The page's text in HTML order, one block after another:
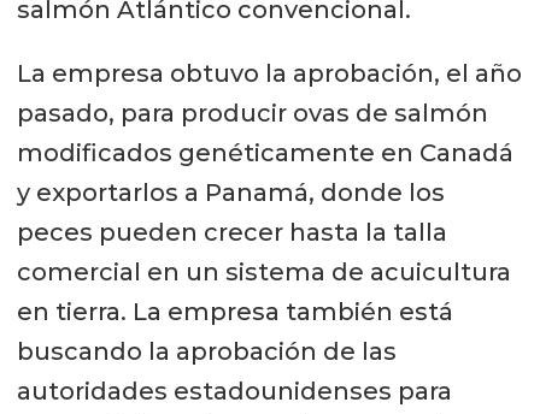
salmón Atlántico convencional.
La empresa obtuvo la aprobación, el año
pasado, para producir ovas de salmón
modificados genéticamente en Canadá
y exportarlos a Panamá, donde los
peces pueden crecer hasta la talla
comercial en un sistema de acuicultura
en tierra. La empresa también está
buscando la aprobación de las
autoridades estadounidenses para